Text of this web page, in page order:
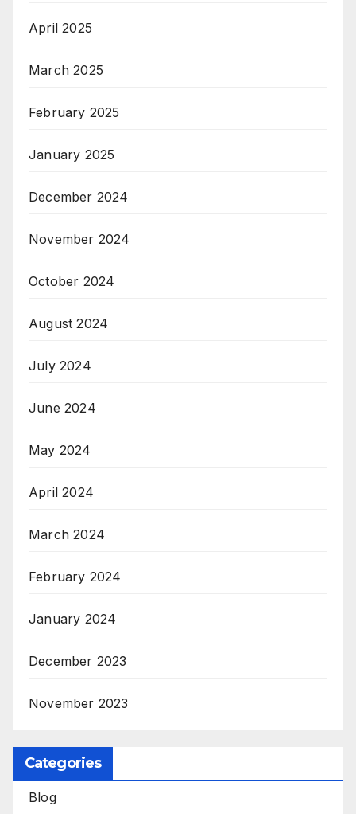
April 2025
March 2025
February 2025
January 2025
December 2024
November 2024
October 2024
August 2024
July 2024
June 2024
May 2024
April 2024
March 2024
February 2024
January 2024
December 2023
November 2023
Categories
Blog